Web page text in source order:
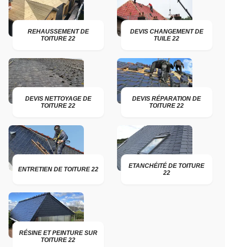
REHAUSSEMENT DE
TOITURE 22
DEVIS CHANGEMENT DE
TUILE 22
DEVIS NETTOYAGE DE
TOITURE 22
DEVIS RÉPARATION DE
TOITURE 22
ENTRETIEN DE TOITURE 22
ETANCHÉITÉ DE TOITURE
22
RÉSINE ET PEINTURE SUR
TOITURE 22